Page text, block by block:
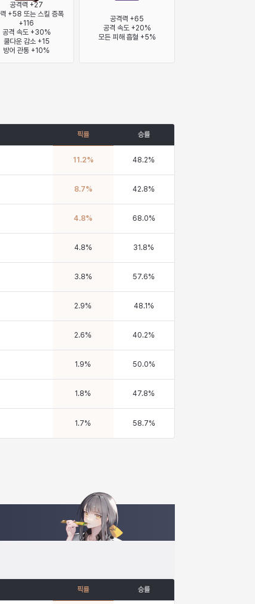
공격력 +27
+58 또는 스킬 증폭
+116
공격 속도 +30%
쿨다운 감소 +15
방어 관통 +10%
공격력 +65
공격 속도 +20%
모든 피해 흡혈 +5%
픽률 승률
11.2% 48.2%
8.7% 42.8%
4.8% 68.0%
4.8% 31.8%
3.8% 57.6%
2.9% 48.1 %
2.6% 40.2%
1.9% 50.0%
1.8% 47.8%
1.7% 58.7%
픽률 승률